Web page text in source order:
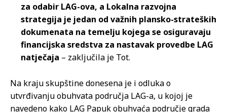
za odabir LAG-ova, a Lokalna razvojna
strategija je jedan od važnih plansko-strateških
dokumenata na temelju kojega se osiguravaju
financijska sredstva za nastavak provedbe LAG
natječaja – zaključila je Tot.
Na kraju skupštine donesena je i odluka o
utvrđivanju obuhvata područja LAG-a, u kojoj je
navedeno kako LAG Papuk obuhvaća područje grada